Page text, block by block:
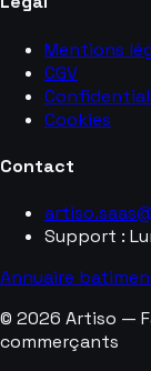
Mentions
CGV
Cookies
Contact
Support :
Annuaire
© 2026 Artiso —
commerçants